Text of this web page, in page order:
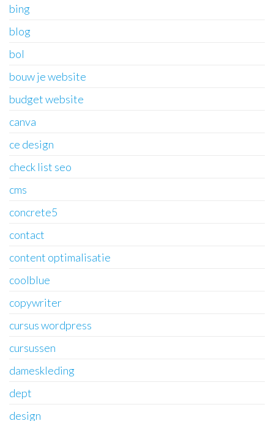
bing
blog
bol
bouw je website
budget website
canva
ce design
check list seo
cms
concrete5
contact
content optimalisatie
coolblue
copywriter
cursus wordpress
cursussen
dameskleding
dept
design